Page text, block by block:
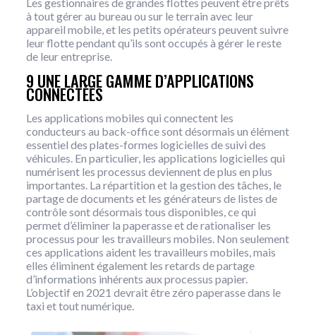
à tout gérer au bureau ou sur le terrain avec leur
appareil mobile, et les petits opérateurs peuvent suivre
leur flotte pendant qu’ils sont occupés à gérer le reste
de leur entreprise.
9 UNE LARGE GAMME D’APPLICATIONS
CONNECTÉES
Les applications mobiles qui connectent les
conducteurs au back-office sont désormais un élément
essentiel des plates-formes logicielles de suivi des
véhicules. En particulier, les applications logicielles qui
numérisent les processus deviennent de plus en plus
importantes. La répartition et la gestion des tâches, le
partage de documents et les générateurs de listes de
contrôle sont désormais tous disponibles, ce qui
permet d’éliminer la paperasse et de rationaliser les
processus pour les travailleurs mobiles. Non seulement
ces applications aident les travailleurs mobiles, mais
elles éliminent également les retards de partage
d’informations inhérents aux processus papier.
L’objectif en 2021 devrait être zéro paperasse dans le
taxi et tout numérique.